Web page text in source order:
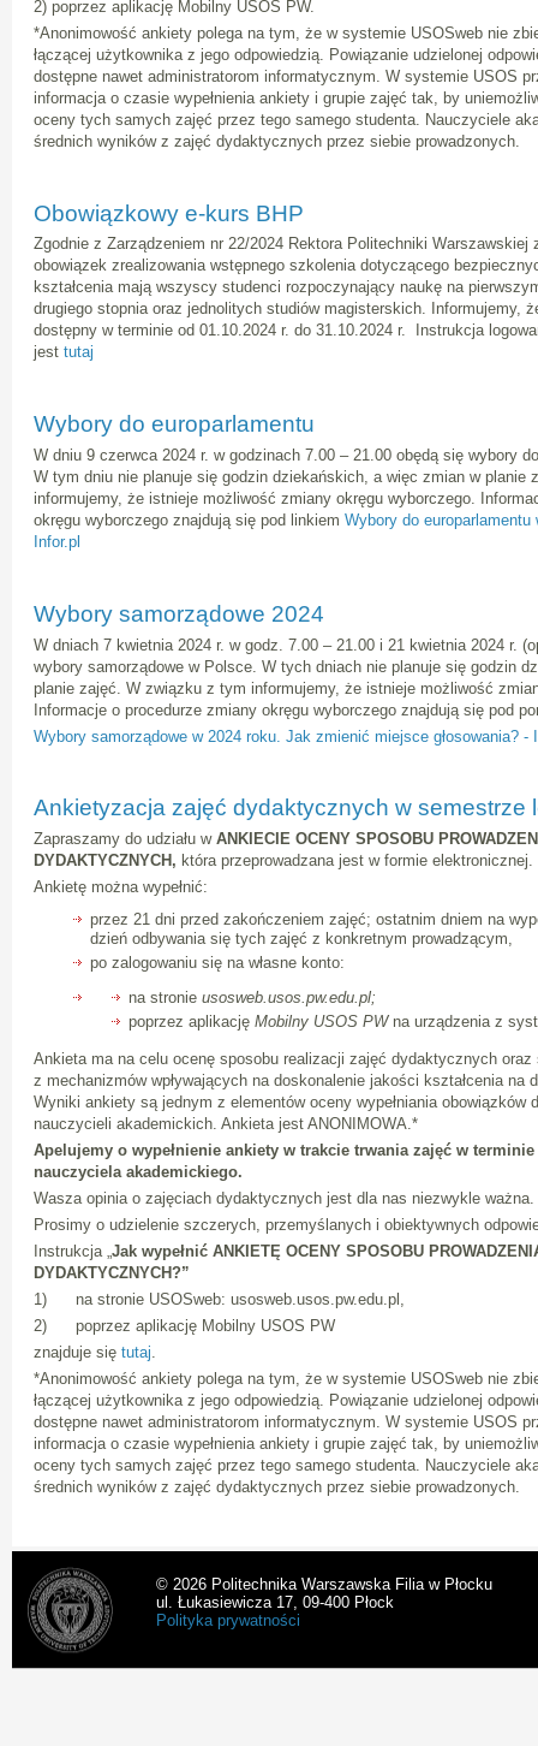
2) poprzez aplikację Mobilny USOS PW.
*Anonimowość ankiety polega na tym, że w systemie USOSweb nie
łączącej użytkownika z jego odpowiedzią. Powiązanie udzielonej
dostępne nawet administratorom informatycznym. W systemie USOS
informacja o czasie wypełnienia ankiety i grupie zajęć tak, by
oceny tych samych zajęć przez tego samego studenta. Nauczyciele
średnich wyników z zajęć dydaktycznych przez siebie prowadzonych.
Obowiązkowy e-kurs BHP
Zgodnie z Zarządzeniem nr 22/2024 Rektora Politechniki Warszawskiej
obowiązek zrealizowania wstępnego szkolenia dotyczącego
kształcenia mają wszyscy studenci rozpoczynający naukę na
drugiego stopnia oraz jednolitych studiów magisterskich. Informujemy,
dostępny w terminie od 01.10.2024 r. do 31.10.2024 r. Instrukcja
jest tutaj
Wybory do europarlamentu
W dniu 9 czerwca 2024 r. w godzinach 7.00 – 21.00 obędą się wybory
W tym dniu nie planuje się godzin dziekańskich, a więc zmian w planie
informujemy, że istnieje możliwość zmiany okręgu wyborczego.
okręgu wyborczego znajdują się pod linkiem Wybory do europarlamentu
Infor.pl
Wybory samorządowe 2024
W dniach 7 kwietnia 2024 r. w godz. 7.00 – 21.00 i 21 kwietnia 2024 r.
wybory samorządowe w Polsce. W tych dniach nie planuje się godzin
planie zajęć. W związku z tym informujemy, że istnieje możliwość
Informacje o procedurze zmiany okręgu wyborczego znajdują się pod
Wybory samorządowe w 2024 roku. Jak zmienić miejsce głosowania? -
Ankietyzacja zajęć dydaktycznych w semestrze
Zapraszamy do udziału w ANKIECIE OCENY SPOSOBU
DYDAKTYCZNYCH, która przeprowadzana jest w formie elektronicznej.
Ankietę można wypełnić:
przez 21 dni przed zakończeniem zajęć; ostatnim dniem na
dzień odbywania się tych zajęć z konkretnym prowadzącym,
po zalogowaniu się na własne konto:
na stronie usosweb.usos.pw.edu.pl;
poprzez aplikacjęMobilny USOS PW na urządzenia z
Ankieta ma na celu ocenę sposobu realizacji zajęć dydaktycznych oraz
z mechanizmów wpływających na doskonalenie jakości kształcenia na
Wyniki ankiety są jednym z elementów oceny wypełniania obowiązków
nauczycieli akademickich. Ankieta jest ANONIMOWA.*
Apelujemy o wypełnienie ankiety w trakcie trwania zajęć w
nauczyciela akademickiego.
Wasza opinia o zajęciach dydaktycznych jest dla nas niezwykle ważna.
Prosimy o udzielenie szczerych, przemyślanych i obiektywnych
Instrukcja „ Jak wypełnić ANKIETĘ OCENY SPOSOBU
DYDAKTYCZNYCH?”
1) na stronie USOSweb: usosweb.usos.pw.edu.pl,
2) poprzez aplikację Mobilny USOS PW
znajduje się tutaj
*Anonimowość ankiety polega na tym, że w systemie USOSweb nie
łączącej użytkownika z jego odpowiedzią. Powiązanie udzielonej
dostępne nawet administratorom informatycznym. W systemie USOS
informacja o czasie wypełnienia ankiety i grupie zajęć tak, by
oceny tych samych zajęć przez tego samego studenta. Nauczyciele
średnich wyników z zajęć dydaktycznych przez siebie prowadzonych.
© 2026 Politechnika Warszawska Filia w Płocku
ul. Łukasiewicza 17, 09-400 Płock
Polityka prywatności